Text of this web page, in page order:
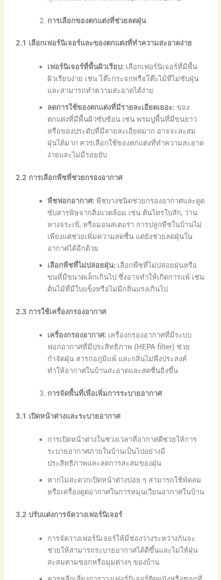
การเลือกของตกแต่งที่ช่วยลดฝุ่น
2.1 เลือกเฟอร์นิเจอร์และของตกแต่งที่ทำความสะอาดง่าย
เฟอร์นิเจอร์ที่พื้นผิวเรียบ: เลือกเฟอร์นิเจอร์ที่มีพื้น
ผิวเรียบง่าย เช่น โต๊ะกระจกหรือโต๊ะไม้ที่ไม่ซับฝุ่น
และสามารถทำความสะอาดได้ง่าย
ลดการใช้ของตกแต่งที่มีรายละเอียดเยอะ: ของ
ตกแต่งที่มีพื้นผิวซับซ้อน เช่น พรมปูพื้นที่มีขนยาว
หรือของประดับที่มีลายละเอียดมาก อาจจะสะสม
ฝุ่นได้มาก ควรเลือกใช้ของตกแต่งที่ทำความสะอาด
ง่ายและไม่มีรอยยับ
2.2 การเลือกพืชที่ช่วยกรองอากาศ
พืชฟอกอากาศ: พืชบางชนิดช่วยกรองอากาศและดูด
ซับสารพิษจากสิ่งแวดล้อม เช่น ต้นไทรใบสัก, ว่าน
หางจระเข้, หรือมอนสเตอร่า การปลูกพืชในบ้านไม่
เพียงแต่ช่วยเพิ่มความสดชื่น แต่ยังช่วยลดฝุ่นใน
อากาศได้อีกด้วย
เลือกพืชที่ไม่ปล่อยฝุ่น: เลือกพืชที่ไม่ปล่อยฝุ่นหรือ
ขนที่มีขนาดเล็กเกินไป ซึ่งอาจทำให้เกิดการแพ้ เช่น
ต้นไม้ที่มีใบแข็งหรือไม่มีกลิ่นแรงเกินไป
2.3 การใช้เครื่องกรองอากาศ
เครื่องกรองอากาศ: เครื่องกรองอากาศที่มีระบบ
ฟอกอากาศที่มีประสิทธิภาพ (HEPA filter) ช่วย
กำจัดฝุ่น สารก่อภูมิแพ้ และกลิ่นไม่พึงประสงค์
ทำให้อากาศในบ้านสะอาดและสดชื่นยิ่งขึ้น
การจัดพื้นที่เพื่อเพิ่มการระบายอากาศ
3.1 เปิดหน้าต่างและระบายอากาศ
การเปิดหน้าต่างในช่วงเวลาที่อากาศดีช่วยให้การ
ระบายอากาศภายในบ้านเป็นไปอย่างมี
ประสิทธิภาพและลดการสะสมของฝุ่น
หากไม่สะดวกเปิดหน้าต่างบ่อย ๆ สามารถใช้พัดลม
หรือเครื่องดูดอากาศในการหมุนเวียนอากาศในบ้าน
3.2 ปรับแต่งการจัดวางเฟอร์นิเจอร์
การจัดวางเฟอร์นิเจอร์ให้มีช่องว่างระหว่างกันจะ
ช่วยให้สามารถระบายอากาศได้ดีขึ้นและไม่ให้ฝุ่น
สะสมตามซอกหรือมุมต่างๆ ของบ้าน